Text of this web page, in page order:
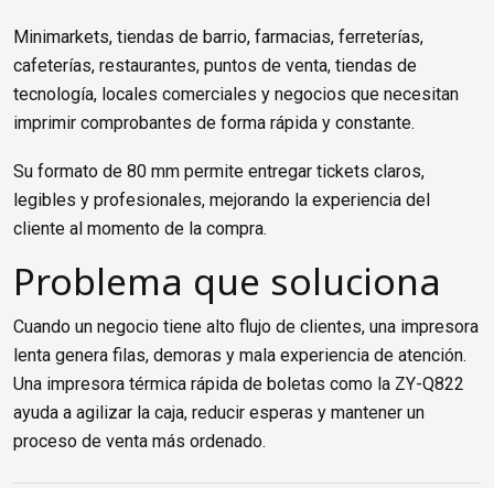
Minimarkets, tiendas de barrio, farmacias, ferreterías,
cafeterías, restaurantes, puntos de venta, tiendas de
tecnología, locales comerciales y negocios que necesitan
imprimir comprobantes de forma rápida y constante.
Su formato de 80 mm permite entregar tickets claros,
legibles y profesionales, mejorando la experiencia del
cliente al momento de la compra.
Problema que soluciona
Cuando un negocio tiene alto flujo de clientes, una impresora
lenta genera filas, demoras y mala experiencia de atención.
Una impresora térmica rápida de boletas como la ZY-Q822
ayuda a agilizar la caja, reducir esperas y mantener un
proceso de venta más ordenado.